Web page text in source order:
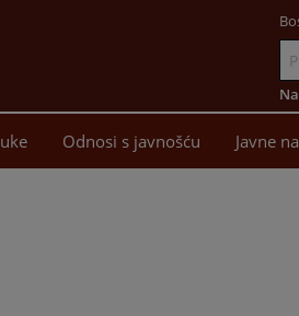
Odnosi s javnošću Javne